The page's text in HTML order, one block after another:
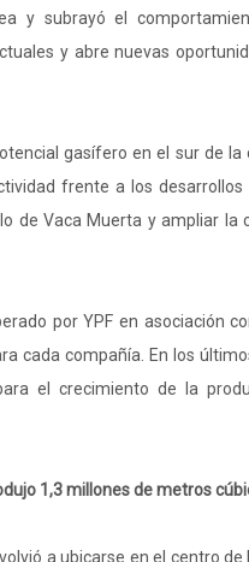
y subrayó el
y abre nuevas
gasífero en el sur de
frente a los
de Vaca Muerta y ampliar la
por YPF en asociación
cada compañía. En los
el crecimiento de la
1,3 millones de metros
a ubicarse en el centro